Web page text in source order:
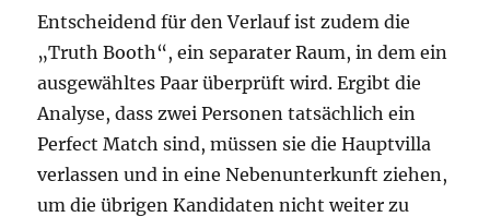
Entscheidend für den Verlauf ist zudem die
„Truth Booth“, ein separater Raum, in dem ein
ausgewähltes Paar überprüft wird. Ergibt die
Analyse, dass zwei Personen tatsächlich ein
Perfect Match sind, müssen sie die Hauptvilla
verlassen und in eine Nebenunterkunft ziehen,
um die übrigen Kandidaten nicht weiter zu